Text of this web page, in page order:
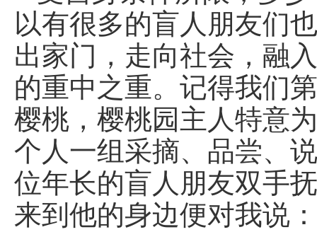
以有很多的盲人朋友们
出家门，走向社会，融
的重中之重。记得我们
樱桃，樱桃园主人特意
个人一组采摘、品尝、
位年长的盲人朋友双手
来到他的身边便对我说